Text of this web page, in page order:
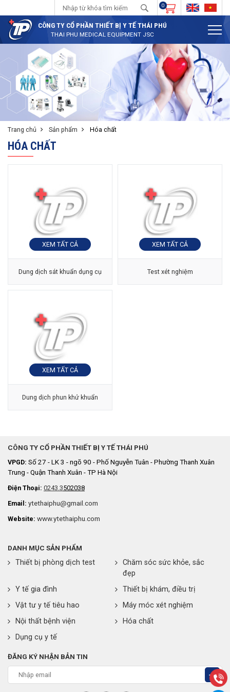
0
CÔNG TY CỔ PHẦN THIẾT BỊ Y TẾ THÁI PHÚ
THAI PHU MEDICAL EQUIPMENT JSC
Trang chủ Sản phẩm Hóa chất
HÓA CHẤT
XEM TẤT CẢ
Dung dịch sát khuẩn dụng cụ
XEM TẤT CẢ
Test xét nghiệm
XEM TẤT CẢ
Dung dịch phun khử khuẩn
CÔNG TY CỔ PHẦN THIẾT BỊ Y TẾ THÁI PHÚ
VPGD: Số 27 - LK 3 - ngõ 90 - Phố Nguyễn Tuân - Phường Thanh Xuân
Trung - Quận Thanh Xuân - TP Hà Nội
Điện Thoại: 0243.3502038
Email: ytethaiphu@gmail.com
Website: www.ytethaiphu.com
DANH MỤC SẢN PHẨM
Thiết bị phòng dịch test
Chăm sóc sức khỏe, sắc
đẹp
Y tế gia đình
Thiết bị khám, điều trị
Vật tư y tế tiêu hao
Máy móc xét nghiệm
Nội thất bệnh viện
Hóa chất
Dụng cụ y tế
ĐĂNG KÝ NHẬN BẢN TIN